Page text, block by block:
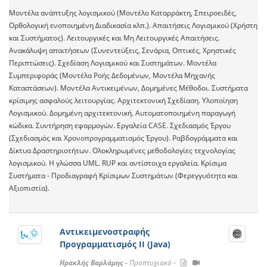
Μοντέλα ανάπτυξης λογισμικού (Μοντέλο Καταρράκτη, Σπειροειδές,
Ορθολογική ενοποιημένη Διαδικασία κλπ.). Απαιτήσεις Λογισμικού (Χρήστη
και Συστήματος). Λειτουργικές και Μη Λειτουργικές Απαιτήσεις.
Ανακάλυψη απαιτήσεων (Συνεντεύξεις, Σενάρια, Οπτικές, Χρηστικές
Περιπτώσεις). Σχεδίαση Λογισμικού και Συστημάτων. Μοντέλα
Συμπεριφοράς (Μοντέλα Ροής Δεδομένων, Μοντέλα Μηχανής
Καταστάσεων). Μοντέλα Αντικειμένων, Δομημένες Μέθοδοι. Συστήματα
κρίσιμης ασφαλούς λειτουργίας. Αρχιτεκτονική Σχεδίαση. Υλοποίηση
Λογισμικού. Δομημένη αρχιτεκτονική. Αυτοματοποιημένη παραγωγή
κώδικα. Συντήρηση εφαρμογών. Εργαλεία CASE. Σχεδιασμός Έργου
(Σχεδιασμός και Χρονοπρογραμματισμός Έργου). Ραβδογράμματα και
Δίκτυα Δραστηριοτήτων. Ολοκληρωμένες μεθοδολογίες τεχνολογίας
λογισμικού. Η γλώσσα UML. RUP και αντίστοιχα εργαλεία. Κρίσιμα
Συστήματα - Προδιαγραφή Κρίσιμων Συστημάτων (Φερεγγυότητα και
Αξιοπιστία).
Αντικειμενοστραφής
Προγραμματισμός ΙΙ (Java)
Ηρακλής Βαρλάμης -Προπτυχιακό -